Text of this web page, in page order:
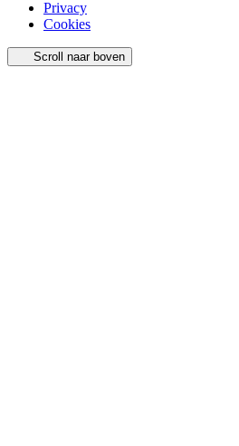
Privacy
Cookies
Scroll naar boven